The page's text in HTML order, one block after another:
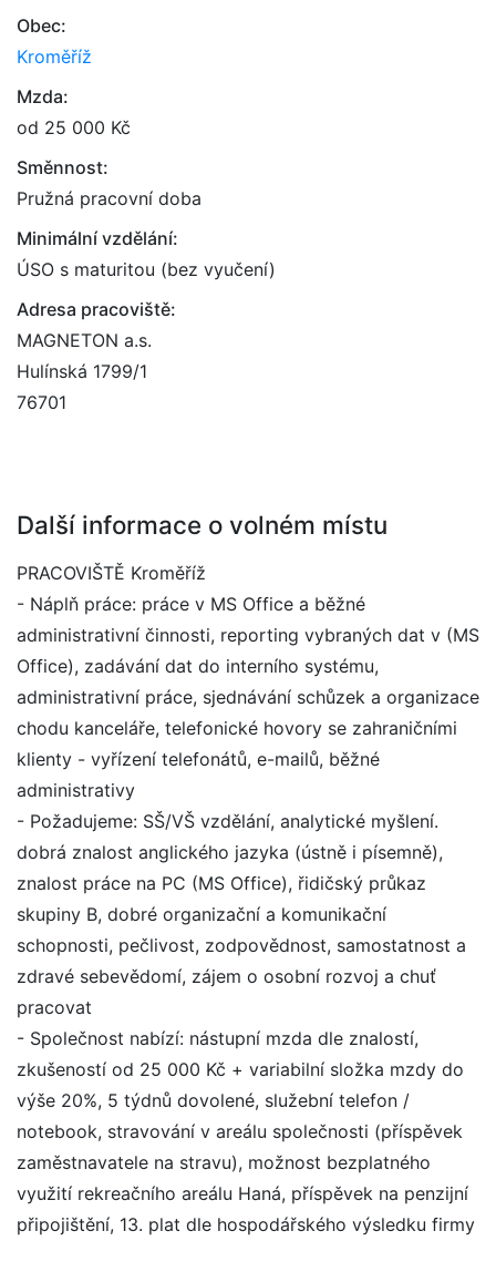
Obec:
Kroměříž
Mzda:
od 25 000 Kč
Směnnost:
Pružná pracovní doba
Minimální vzdělání:
ÚSO s maturitou (bez vyučení)
Adresa pracoviště:
MAGNETON a.s.
Hulínská 1799/1
76701
Další informace o volném místu
PRACOVIŠTĚ Kroměříž
- Náplň práce: práce v MS Office a běžné
administrativní činnosti, reporting vybraných dat v (MS
Office), zadávání dat do interního systému,
administrativní práce, sjednávání schůzek a organizace
chodu kanceláře, telefonické hovory se zahraničními
klienty - vyřízení telefonátů, e-mailů, běžné
administrativy
- Požadujeme: SŠ/VŠ vzdělání, analytické myšlení.
dobrá znalost anglického jazyka (ústně i písemně),
znalost práce na PC (MS Office), řidičský průkaz
skupiny B, dobré organizační a komunikační
schopnosti, pečlivost, zodpovědnost, samostatnost a
zdravé sebevědomí, zájem o osobní rozvoj a chuť
pracovat
- Společnost nabízí: nástupní mzda dle znalostí,
zkušeností od 25 000 Kč + variabilní složka mzdy do
výše 20%, 5 týdnů dovolené, služební telefon /
notebook, stravování v areálu společnosti (příspěvek
zaměstnavatele na stravu), možnost bezplatného
využití rekreačního areálu Haná, příspěvek na penzijní
připojištění, 13. plat dle hospodářského výsledku firmy